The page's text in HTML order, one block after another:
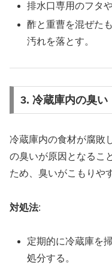
排水口専用のフタ
酢と重曹を混ぜた
汚れを落とす。
3. 冷蔵庫内の臭い
冷蔵庫内の食材が腐敗
の臭いが原因となるこ
ため、臭いがこもりや
対処法:
定期的に冷蔵庫を
処分する。